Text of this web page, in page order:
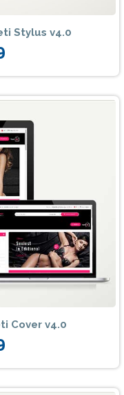
Stylus v4.0
Cover v4.0